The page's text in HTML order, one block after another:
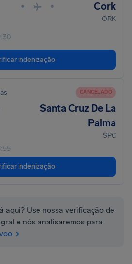
• • Cork
ORK
indenização
CANCELADO
Santa Cruz De La
Palma
SPC
indenização
aqui? Use nossa verificação de
e nós analisaremos para